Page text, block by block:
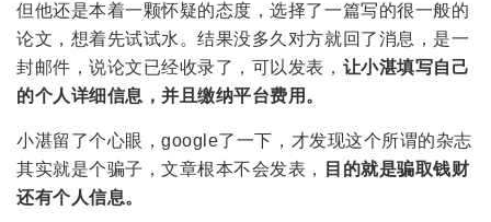
但他还是本着一颗怀疑的态度，选择了一篇写的很一般的
论文，想着先试试水。结果没多久对方就回了消息，是一
封邮件，说论文已经收录了，可以发表， 让小湛填写自己
的个人详细信息，并且缴纳平台费用。
小湛留了个心眼，google了一下，才发现这个所谓的杂志
其实就是个骗子，文章根本不会发表，
目的就是骗取钱财
还有个人信息。